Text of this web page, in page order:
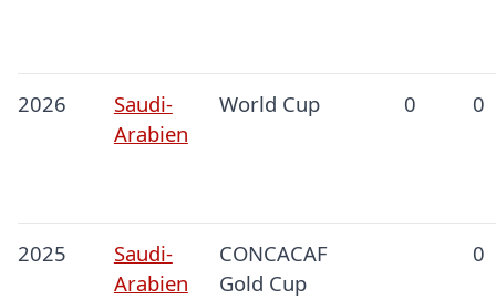
2026
Saudi-
Arabien
World Cup 0 0
2025
Saudi-
Arabien
CONCACAF
Gold Cup
0